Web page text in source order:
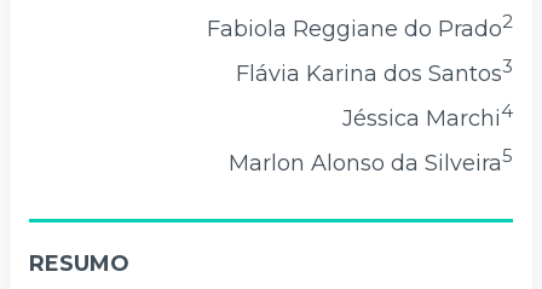
Fabiola Reggiane do Prado2
Flávia Karina dos Santos3
Jéssica Marchi4
Marlon Alonso da Silveira5
RESUMO